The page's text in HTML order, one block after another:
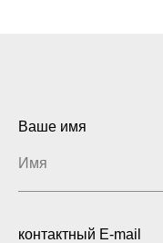
Ваше имя
контактный E-mail